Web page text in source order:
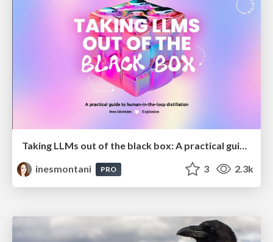
Taking LLMs out of the black box: A practical guide to human-in-the-loop distillation
inesmontani
PRO 3 2.3k